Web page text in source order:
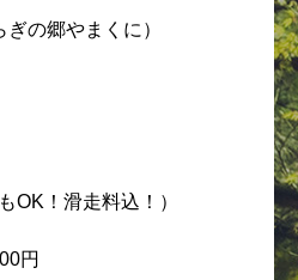
の郷やまくに）
OK！滑走料込！）
円